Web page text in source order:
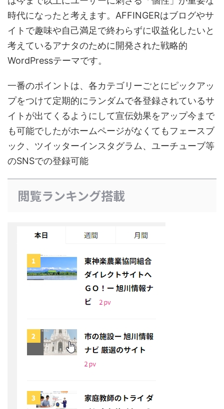
時代になったと考えます。AFFINGERはブログやサ
イトで趣味や自己満足で終わらずに収益化したいと
考えているアナタのために開発された戦略的
WordPressテーマです。
一番のポイントは、各カテゴリーごとにピックアッ
プをつけて定期的にランダムで各登録されているサ
イトが出てくるようにして宣伝効果をアップ今まで
も可能でしたがホームページがなくてもフェースブ
ック、ツイッターインスタグラム、ユーチューブ等
のSNSでの登録可能
閲覧ランキング搭載